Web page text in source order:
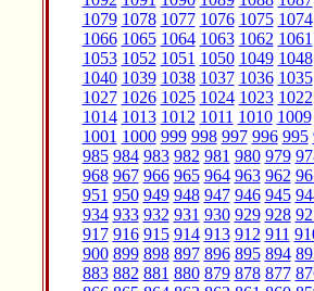
1079 1078 1077 1076 1075 1074
1066 1065 1064 1063 1062 1061
1053 1052 1051 1050 1049 1048
1040 1039 1038 1037 1036 1035
1027 1026 1025 1024 1023 1022
1014 1013 1012 1011 1010 1009
1001 1000 999 998 997 996 995
985 984 983 982 981 980 979
968 967 966 965 964 963 962
951 950 949 948 947 946 945
934 933 932 931 930 929 928
917 916 915 914 913 912 911
900 899 898 897 896 895 894
883 882 881 880 879 878 877